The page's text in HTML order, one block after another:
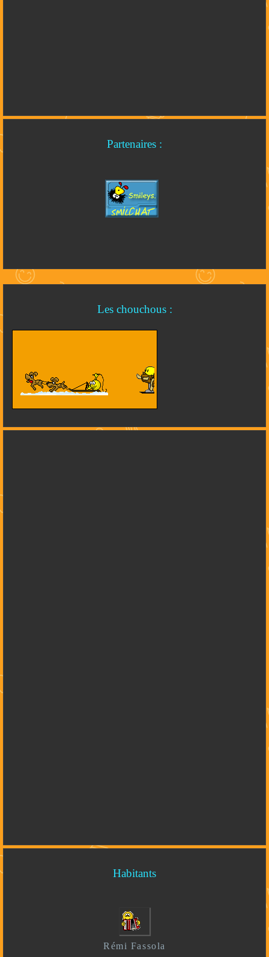
Partenaires :
Les chouchous :
Habitants
Rémi Fassola